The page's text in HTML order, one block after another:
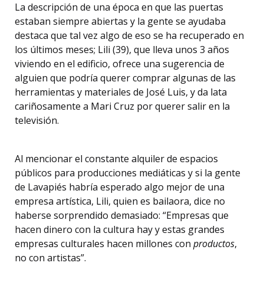
La descripción de una época en que las puertas
estaban siempre abiertas y la gente se ayudaba
destaca que tal vez algo de eso se ha recuperado en
los últimos meses; Lili (39), que lleva unos 3 años
viviendo en el edificio, ofrece una sugerencia de
alguien que podría querer comprar algunas de las
herramientas y materiales de José Luis, y da lata
cariñosamente a Mari Cruz por querer salir en la
televisión.
Al mencionar el constante alquiler de espacios
públicos para producciones mediáticas y si la gente
de Lavapiés habría esperado algo mejor de una
empresa artística, Lili, quien es bailaora, dice no
haberse sorprendido demasiado: “Empresas que
hacen dinero con la cultura hay y estas grandes
empresas culturales hacen millones con productos,
no con artistas”.